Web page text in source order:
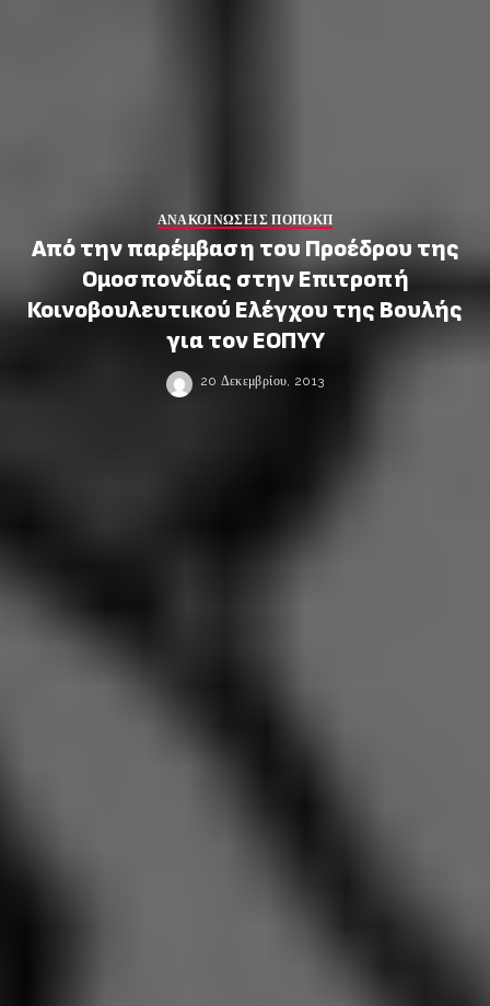
ΑΝΑΚΟΙΝΩΣΕΙΣ ΠΟΠΟΚΠ
Από την παρέμβαση του Προέδρου της
Ομοσπονδίας στην Επιτροπή
Κοινοβουλευτικού Ελέγχου της Βουλής
για τον ΕΟΠΥΥ
20 Δεκεμβρίου, 2013